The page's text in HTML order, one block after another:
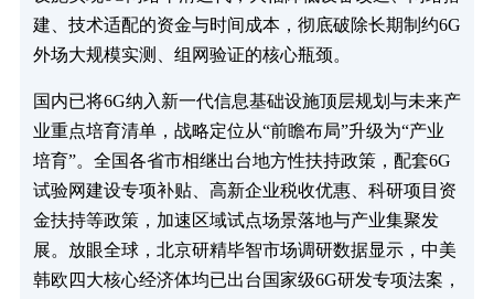
建、技术适配的资金与时间成本，彻底破除长期制约6G
外场大规模实测、组网验证的核心瓶颈。
国内已将6G纳入新一代信息基础设施顶层规划与未来产
业重点培育清单，战略定位从“前瞻布局”升级为“产业
培育”。全国各省市相继出台地方性扶持政策，配套6G
试验网建设专项补贴、高新企业税收优惠、科研项目资
金扶持等政策，加速区域试点场景落地与产业集聚发
展。放眼全球，北京研精毕智市场调研数据显示，中美
韩欧四大核心经济体均已出台国家级6G研发专项法案，